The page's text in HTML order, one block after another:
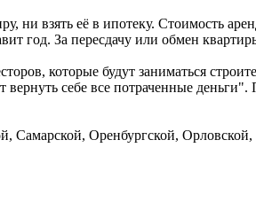
ни взять её в ипотеку. Стоимость
год. За пересдачу или обмен
которые будут заниматься
себе все потраченные деньги".
Самарской, Оренбургской,